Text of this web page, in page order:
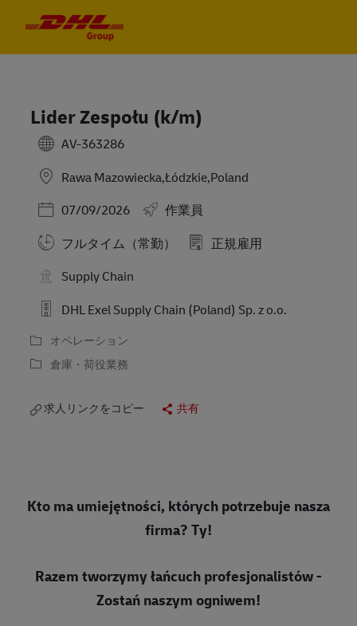
Lider Zespołu (k/m)
AV-363286
Rawa Mazowiecka,Łódzkie,Poland
Posted Date
07/09/2026
作業員
フルタイム（常勤）
正規雇用
Supply Chain
DHL Exel Supply Chain (Poland) Sp. z o.o.
オペレーション
倉庫・荷役業務
求人リンクをコピー 共有
Kto ma umiejętności, których potrzebuje nasza
firma? Ty!
Razem tworzymy łańcuch profesjonalistów -
Zostań naszym ogniwem!